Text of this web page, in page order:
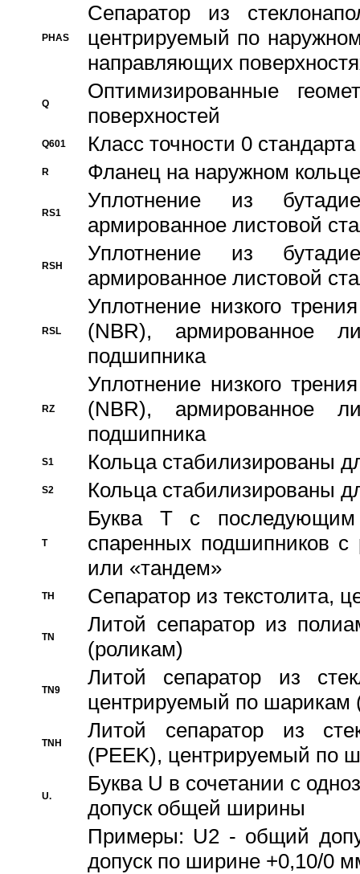
PHAS
Сепаратор из
центрируемый по
направляющих
Q
Оптимизированные
поверхностей
Q601 Класс точности 0
R Фланец на наружном кольце
RS1
Уплотнение из
армированное листовой
RSH
Уплотнение из
армированное листовой
RSL
Уплотнение низкого
(NBR), армированное
подшипника
RZ
Уплотнение низкого
(NBR), армированное
подшипника
S1 Кольца стабилизированы
S2 Кольца стабилизированы
T
Буква T с
спаренных подшипников
или «тандем»
TH Сепаратор из текстолита,
TN
Литой сепаратор из
(роликам)
TN9
Литой сепаратор из
центрируемый по шарикам
TNH
Литой сепаратор из
(PEEK), центрируемый по
U.
Буква U в сочетании с
допуск общей ширины
Примеры: U2 - общий
допуск по ширине +0,10/0